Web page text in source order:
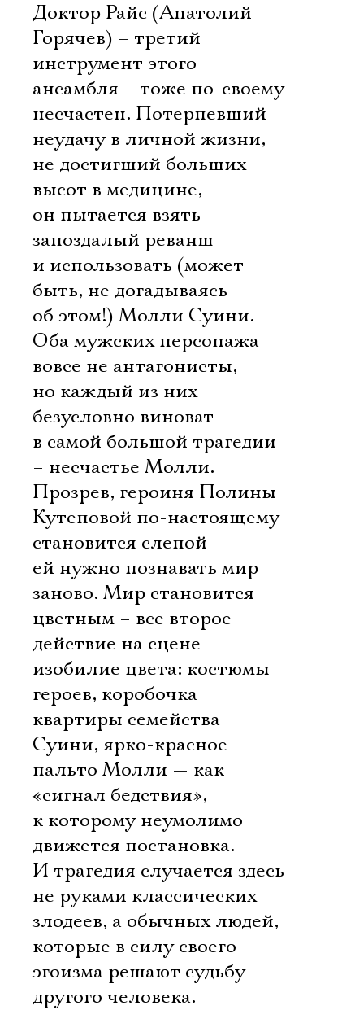
Доктор Райс (Анатолий
Горячев) – третий
инструмент этого
ансамбля – тоже по-своему
несчастен. Потерпевший
неудачу в личной жизни,
не достигший больших
высот в медицине,
он пытается взять
запоздалый реванш
и использовать (может
быть, не догадываясь
об этом!) Молли Суини.
Оба мужских персонажа
вовсе не антагонисты,
но каждый из них
безусловно виноват
в самой большой трагедии
– несчастье Молли.
Прозрев, героиня Полины
Кутеповой по-настоящему
становится слепой –
ей нужно познавать мир
заново. Мир становится
цветным – все второе
действие на сцене
изобилие цвета: костюмы
героев, коробочка
квартиры семейства
Суини, ярко-красное
пальто Молли — как
«сигнал бедствия»,
к которому неумолимо
движется постановка.
И трагедия случается здесь
не руками классических
злодеев, а обычных людей,
которые в силу своего
эгоизма решают судьбу
другого человека.